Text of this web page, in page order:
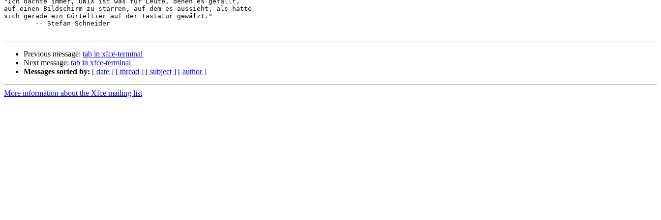
auf einen Bildschirm zu starren, auf dem es aussieht, als hätte
sich gerade ein Gürteltier auf der Tastatur gewälzt."
Previous message: tab in xfce-terminal
Next message: tab in xfce-terminal
Messages sorted by: [ date ] [ thread ] [ subject ] [ author ]
More information about the Xfce mailing list